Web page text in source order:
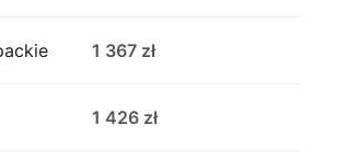
1 367 zł
1 426 zł